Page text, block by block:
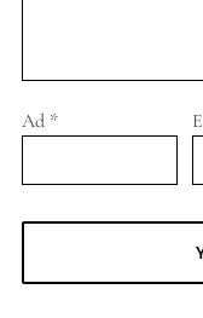
Ad *